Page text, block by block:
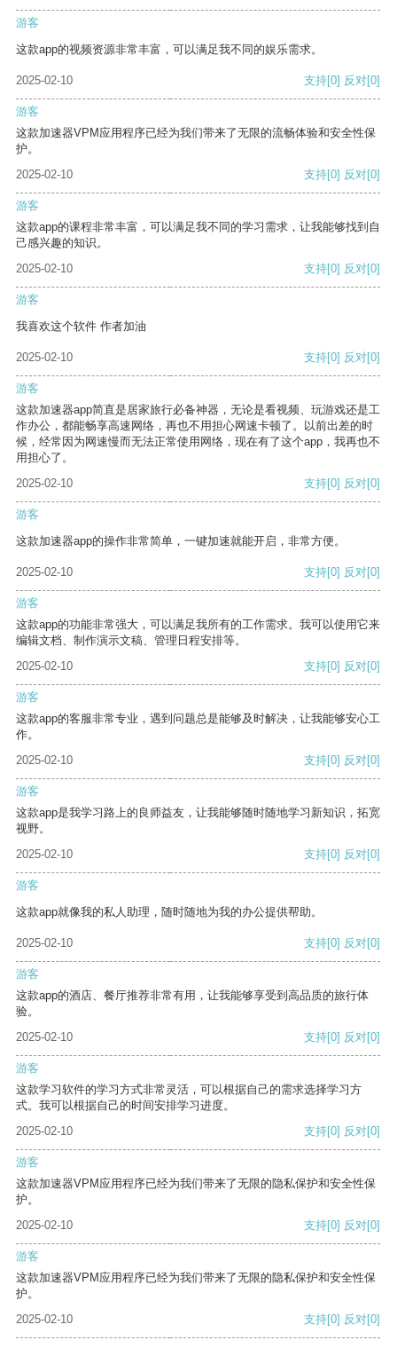
游客
这款app的视频资源非常丰富，可以满足我不同的娱乐需求。
2025-02-10 支持[0] 反对[0]
游客
这款加速器VPM应用程序已经为我们带来了无限的流畅体验和安全性保
护。
2025-02-10
支持[0] 反对[0]
游客
这款app的课程非常丰富，可以满足我不同的学习需求，让我能够找到自
己感兴趣的知识。
2025-02-10
支持[0] 反对[0]
游客
我喜欢这个软件 作者加油
2025-02-10 支持[0] 反对[0]
游客
这款加速器app简直是居家旅行必备神器，无论是看视频、玩游戏还是工
作办公，都能畅享高速网络，再也不用担心网速卡顿了。以前出差的时
候，经常因为网速慢而无法正常使用网络，现在有了这个app，我再也不
用担心了。
2025-02-10
支持[0] 反对[0]
游客
这款加速器app的操作非常简单，一键加速就能开启，非常方便。
2025-02-10 支持[0] 反对[0]
游客
这款app的功能非常强大，可以满足我所有的工作需求。我可以使用它来
编辑文档、制作演示文稿、管理日程安排等。
2025-02-10
支持[0] 反对[0]
游客
这款app的客服非常专业，遇到问题总是能够及时解决，让我能够安心工
作。
2025-02-10
支持[0] 反对[0]
游客
这款app是我学习路上的良师益友，让我能够随时随地学习新知识，拓宽
视野。
2025-02-10
支持[0] 反对[0]
游客
这款app就像我的私人助理，随时随地为我的办公提供帮助。
2025-02-10 支持[0] 反对[0]
游客
这款app的酒店、餐厅推荐非常有用，让我能够享受到高品质的旅行体
验。
2025-02-10
支持[0] 反对[0]
游客
这款学习软件的学习方式非常灵活，可以根据自己的需求选择学习方
式。我可以根据自己的时间安排学习进度。
2025-02-10
支持[0] 反对[0]
游客
这款加速器VPM应用程序已经为我们带来了无限的隐私保护和安全性保
护。
2025-02-10
支持[0] 反对[0]
游客
这款加速器VPM应用程序已经为我们带来了无限的隐私保护和安全性保
护。
2025-02-10
支持[0] 反对[0]